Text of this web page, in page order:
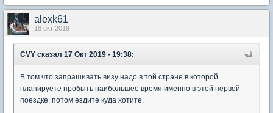
alexk61
18 окт 2019
CVY сказал 17 Окт 2019 - 19:38:
В том что запрашивать визу надо в той стране в которой
планируете пробыть наибольшее время именно в этой первой
поездке, потом ездите куда хотите.